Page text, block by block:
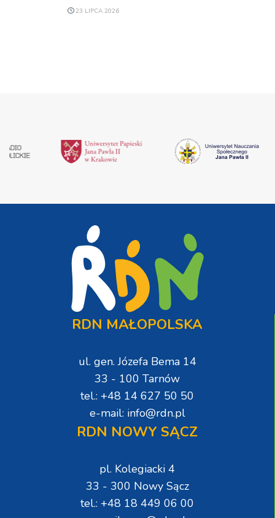
23 LIPCA 2026
RDN MAŁOPOLSKA
ul. gen. Józefa Bema 14
33 - 100 Tarnów
tel.: +48 14 627 50 50
e-mail: info@rdn.pl
RDN NOWY SĄCZ
pl. Kolegiacki 4
33 - 300 Nowy Sącz
tel.: +48 18 449 06 00